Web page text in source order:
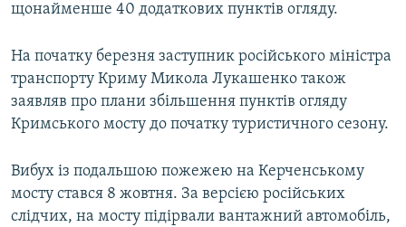
щонайменше 40 додаткових пунктів огляду.
На початку березня заступник російського міністра
транспорту Криму Микола Лукашенко також
заявляв про плани збільшення пунктів огляду
Кримського мосту до початку туристичного сезону.
Вибух із подальшою пожежею на Керченському
мосту стався 8 жовтня. За версією російських
слідчих, на мосту підірвали вантажний автомобіль,